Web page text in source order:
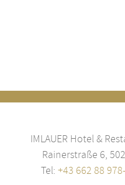
IMLAUER Hotel &
Rainerstraße 6,
Tel: +43 662 88